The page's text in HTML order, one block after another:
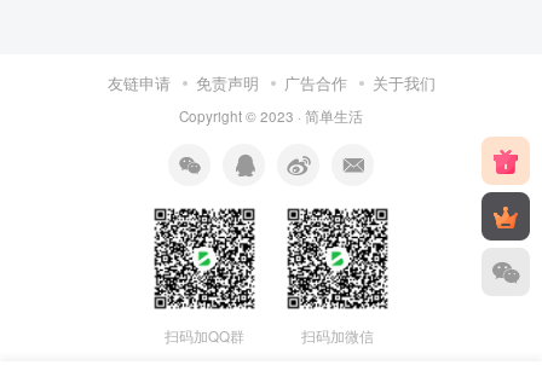
友链申请 免责声明 广告合作 关于我们
Copyright © 2023 · 简单生活
扫码加QQ群 扫码加微信